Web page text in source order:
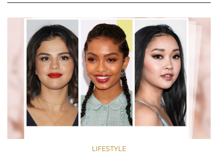
LIFESTYLE